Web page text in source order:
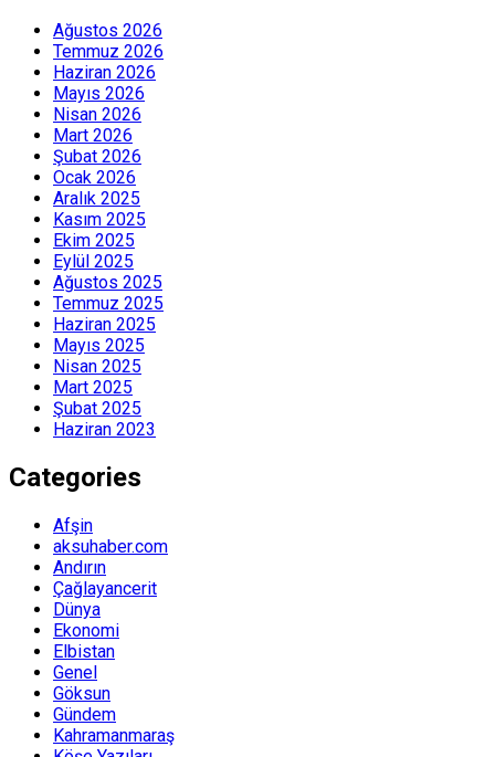
Ağustos 2026
Temmuz 2026
Haziran 2026
Mayıs 2026
Nisan 2026
Mart 2026
Şubat 2026
Ocak 2026
Aralık 2025
Kasım 2025
Ekim 2025
Eylül 2025
Ağustos 2025
Temmuz 2025
Haziran 2025
Mayıs 2025
Nisan 2025
Mart 2025
Şubat 2025
Haziran 2023
Categories
Afşin
aksuhaber.com
Andırın
Çağlayancerit
Dünya
Ekonomi
Elbistan
Genel
Göksun
Gündem
Kahramanmaraş